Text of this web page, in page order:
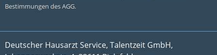
Bestimmungen des AGG.
Deutscher Hausarzt Service, Talentzeit GmbH,